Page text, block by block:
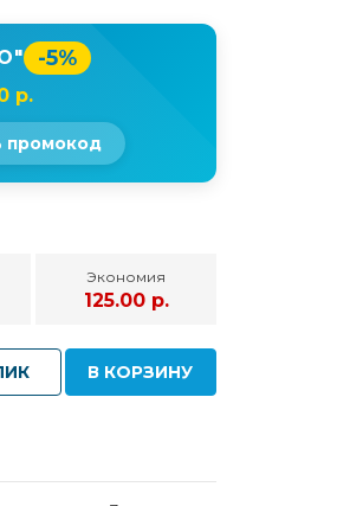
-5%
р.
промокод
Экономия
125.00 р.
В КОРЗИНУ